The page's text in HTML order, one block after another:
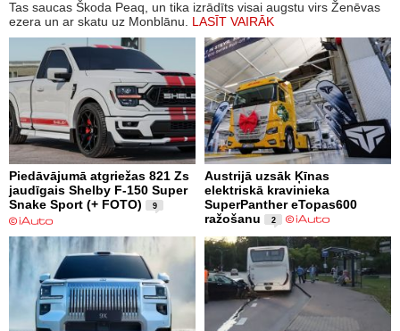
Tas saucas Škoda Peaq, un tika izrādīts visai augstu virs Ženēvas
ezera un ar skatu uz Monblānu. LASĪT VAIRĀK
Piedāvājumā atgriežas 821 Zs
jaudīgais Shelby F-150 Super
Snake Sport (+ FOTO)
9
Austrijā uzsāk Ķīnas
elektriskā kravinieka
SuperPanther eTopas600
ražošanu
2